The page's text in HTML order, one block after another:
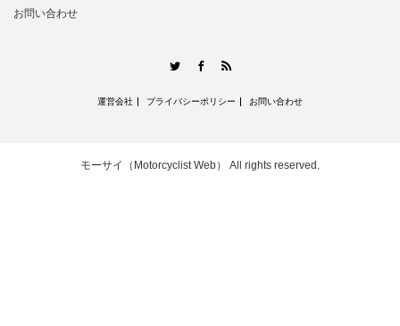
お問い合わせ
TwitterFacebook
運営会社 プライバシーポリシー お問い合わせ
モーサイ（Motorcyclist Web） All rights reserved.